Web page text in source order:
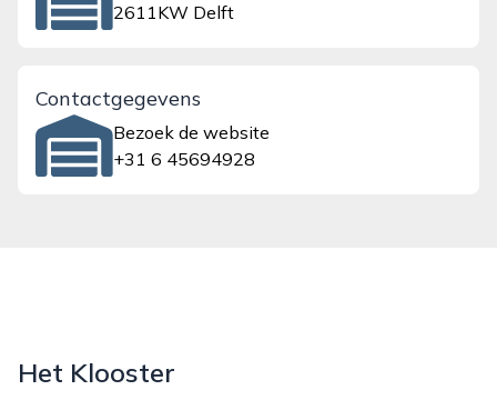
2611KW Delft
Contactgegevens
Bezoek de website
+31 6 45694928
Het Klooster